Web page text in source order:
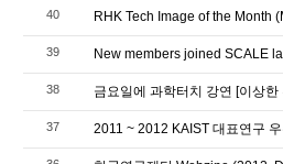
40 RHK Tech Image of the Month
39 New members joined SCALE
38 금요일에 과학터치 강연 [이상
37 2011 ~ 2012 KAIST 대표연구